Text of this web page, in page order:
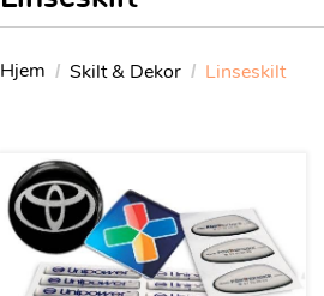
Hjem Skilt & Dekor Linseskilt